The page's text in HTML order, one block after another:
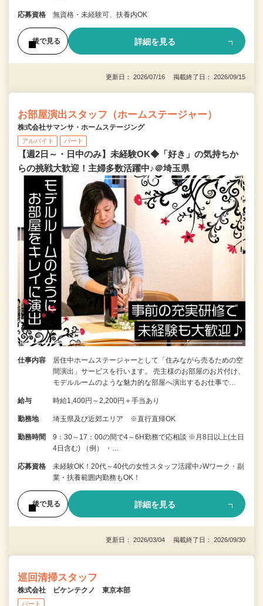
応募資格 無資格・未経験可、扶養内OK
後で見る 詳細を見る
更新日： 2026/07/16 掲載終了日： 2026/09/15
お部屋演出スタッフ（ホームステージャー）
株式会社サマンサ・ホームステージング
アルバイト パート
【週2日～・日中のみ】未経験OK◆「好き」の気持ちか
らの挑戦大歓迎！主婦多数活躍中♪＠埼玉県
仕事内容
居住中ホームステージャーとして「住みながら売るための空
間演出」サービスを行います。 売主様のお部屋のお片付け、
モデルルームのような魅力的な部屋へ演出するお仕事で…
給与 時給1,400円～2,200円＋手当あり
勤務地 埼玉県及び近郊エリア ※直行直帰OK
勤務時間
9：30～17：00の間で4～6H勤務で応相談 ※月8日以上(土日
4日含む) （例） ・…
応募資格
未経験OK！20代～40代の女性スタッフ活躍中♪Wワーク・副
業・扶養範囲内勤務もOK！
後で見る 詳細を見る
更新日： 2026/03/04 掲載終了日： 2026/09/30
巡回清掃スタッフ
株式会社 ビケンテクノ 東京本部
パート